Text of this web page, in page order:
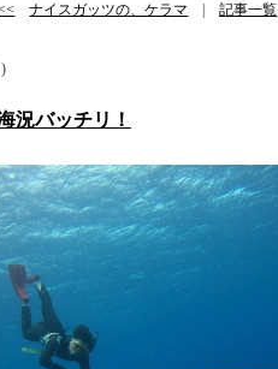
ナイスガッツの、ケラマ |記事一覧
況バッチリ！